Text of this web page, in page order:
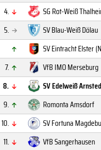
4.
SG Rot-Weiß
5.
SV Blau-Weiß Dölau
SV Eintracht Elster
7.
VfB IMO Merseburg
8.
SV Edelweiß
9.
Romonta Amsdorf
10.
SV Fortuna
11.
VfB Sangerhausen